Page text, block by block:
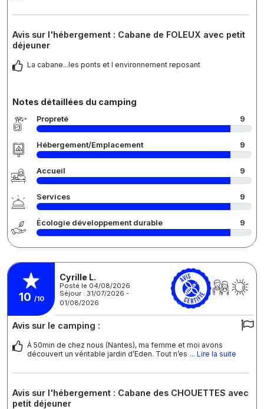
Avis sur l'hébergement : Cabane de FOLEUX avec petit
déjeuner
La cabane...les ponts et l environnement reposant
Notes détaillées du camping
Propreté 9
Hébergement/Emplacement 9
Accueil 9
Services 9
Écologie développement durable 9
10 /10
Cyrille L.
Posté le 04/08/2026
Séjour : 31/07/2026 -
01/08/2026
Avis sur le camping :
À 50min de chez nous (Nantes), ma femme et moi avons
découvert un véritable jardin d’Eden. Tout n’es ... Lire la suite
Avis sur l'hébergement : Cabane des CHOUETTES avec
petit déjeuner